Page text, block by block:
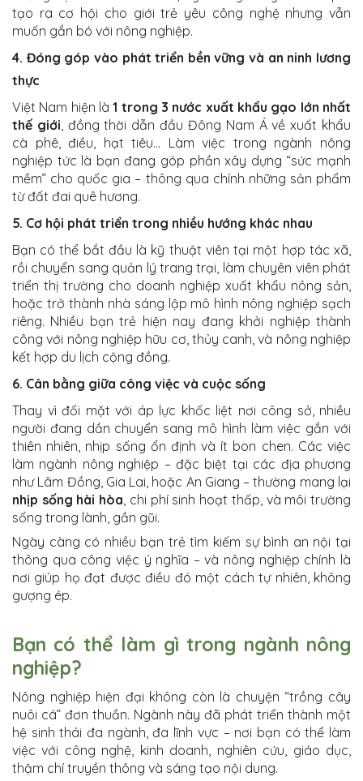
tạo ra cơ hội cho giới trẻ yêu công nghệ nhưng vẫn
muốn gắn bó với nông nghiệp.
4. Đóng góp vào phát triển bền vững và an ninh lương
thực
Việt Nam hiện là1 trong 3 nước xuất khẩu gạo lớn nhất
thế giới, đồng thời dẫn đầu Đông Nam Á về xuất khẩu
cà phê, điều, hạt tiêu… Làm việc trong ngành nông
nghiệp tức là bạn đang góp phần xây dựng “sức mạnh
mềm” cho quốc gia – thông qua chính những sản phẩm
từ đất đai quê hương.
5. Cơ hội phát triển trong nhiều hướng khác nhau
Bạn có thể bắt đầu là kỹ thuật viên tại một hợp tác xã,
rồi chuyển sang quản lý trang trại, làm chuyên viên phát
triển thị trường cho doanh nghiệp xuất khẩu nông sản,
hoặc trở thành nhà sáng lập mô hình nông nghiệp sạch
riêng. Nhiều bạn trẻ hiện nay đang khởi nghiệp thành
công với nông nghiệp hữu cơ, thủy canh, và nông nghiệp
kết hợp du lịch cộng đồng.
6. Cân bằng giữa công việc và cuộc sống
Thay vì đối mặt với áp lực khốc liệt nơi công sở, nhiều
người đang dần chuyển sang mô hình làm việc gắn với
thiên nhiên, nhịp sống ổn định và ít bon chen. Các việc
làm ngành nông nghiệp – đặc biệt tại các địa phương
như Lâm Đồng, Gia Lai, hoặc An Giang – thường mang lại
nhịp sống hài hòa, chi phí sinh hoạt thấp, và môi trường
sống trong lành, gần gũi.
Ngày càng có nhiều bạn trẻ tìm kiếm sự bình an nội tại
thông qua công việc ý nghĩa – và nông nghiệp chính là
nơi giúp họ đạt được điều đó một cách tự nhiên, không
gượng ép.
Bạn có thể làm gì trong ngành nông
nghiệp?
Nông nghiệp hiện đại không còn là chuyện “trồng cây
nuôi cá” đơn thuần. Ngành này đã phát triển thành một
hệ sinh thái đa ngành, đa lĩnh vực – nơi bạn có thể làm
việc với công nghệ, kinh doanh, nghiên cứu, giáo dục,
thậm chí truyền thông và sáng tạo nội dung.